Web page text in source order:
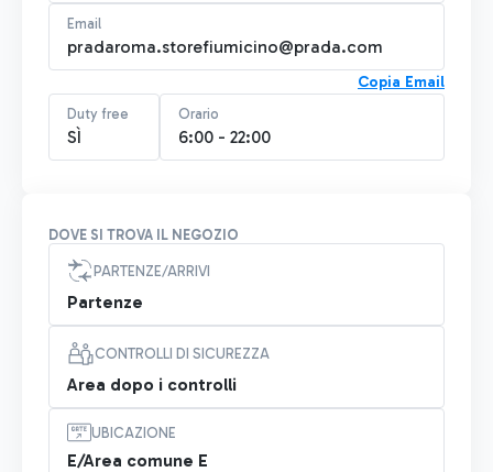
Email
pradaroma.storefiumicino@prada.com
Copia Email
Duty free
SÌ
Orario
6:00 - 22:00
DOVE SI TROVA IL NEGOZIO
PARTENZE/ARRIVI
Partenze
CONTROLLI DI SICUREZZA
Area dopo i controlli
UBICAZIONE
E/Area comune E